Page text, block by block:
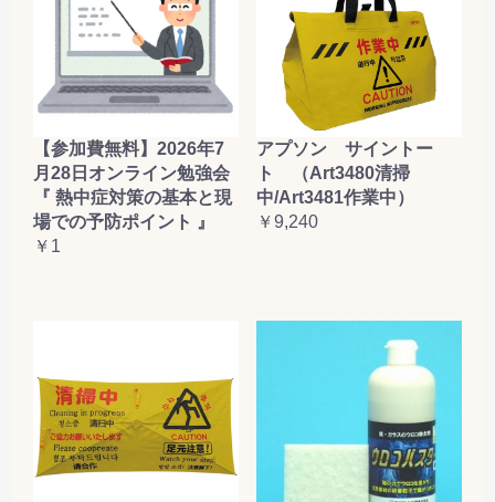
【参加費無料】2026年7
月28日オンライン勉強会
『 熱中症対策の基本と現
場での予防ポイント 』
￥1
アプソン サイントー
ト （Art3480清掃
中/Art3481作業中）
￥9,240